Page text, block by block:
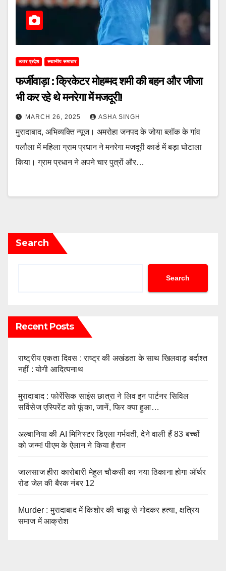
उत्तर प्रदेश स्थानीय समाचार
फर्जीवाड़ा : क्रिकेटर मोहम्मद शमी की बहन और जीजा
भी कर रहे थे मनरेगा में मजदूरी!
MARCH 26, 2025 ASHA SINGH
मुरादाबाद, अभिव्यक्ति न्यूज। अमरोहा जनपद के जोया ब्लॉक के गांव
पलौला में महिला ग्राम प्रधान ने मनरेगा मजदूरी कार्ड में बड़ा घोटाला
किया। ग्राम प्रधान ने अपने चार पुत्रों और…
Search
Search
Recent Posts
राष्ट्रीय एकता दिवस : राष्ट्र की अखंडता के साथ खिलवाड़ बर्दाश्त
नहीं : योगी आदित्यनाथ
मुरादाबाद : फोरेंसिक साइंस छात्रा ने लिव इन पार्टनर सिविल
सर्विसेज एस्पिरेंट को फूंका, जानें, फिर क्या हुआ…
अल्बानिया की AI मिनिस्‍टर डिएला गर्भवती, देने वाली हैं 83 बच्चों
को जन्‍म! पीएम के ऐलान ने किया हैरान
जालसाज हीरा कारोबारी मेहुल चौकसी का नया ठिकाना होगा ऑर्थर
रोड जेल की बैरक नंबर 12
Murder : मुरादाबाद में किशोर की चाकू से गोदकर हत्या, क्षत्रिय
समाज में आक्रोश